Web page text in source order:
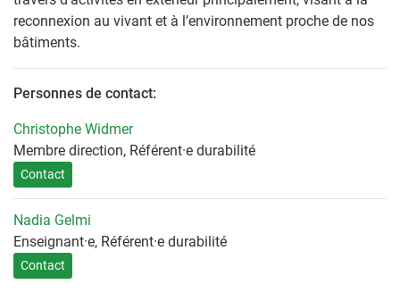
reconnexion au vivant et à l’environnement proche de nos
bâtiments.
Personnes de contact:
Christophe Widmer
Membre direction, Référent·e durabilité
Contact
Nadia Gelmi
Enseignant·e, Référent·e durabilité
Contact